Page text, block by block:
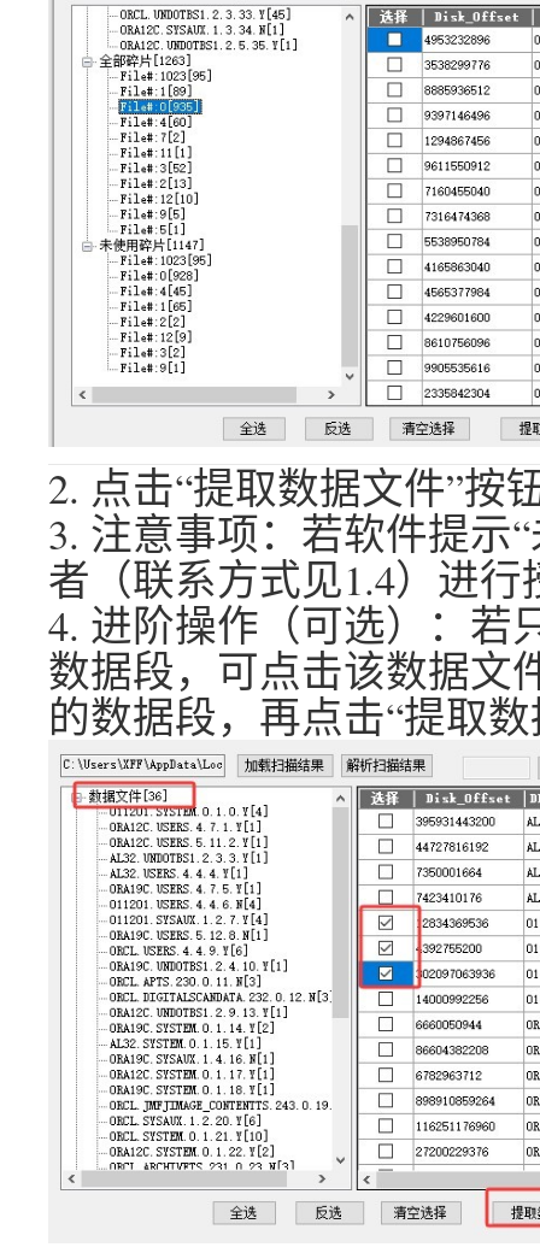
2. 点击“提取数据文件”按
3. 注意事项：若软件提示
者（联系方式见1.4）进行
4. 进阶操作（可选）：若
数据段，可点击该数据文
的数据段，再点击“提取